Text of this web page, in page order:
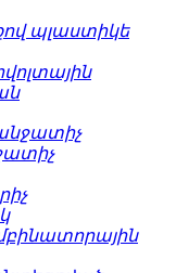
պլաստիկե